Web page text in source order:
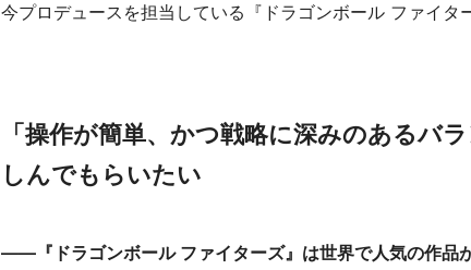
今プロデュースを担当している『ドラゴンボール ファイタ
「操作が簡単、かつ戦略に深みのあるバ
しんでもらいたい
――『ドラゴンボール ファイターズ』は世界で人気の作品